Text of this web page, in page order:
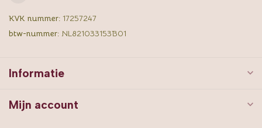
KVK nummer: 17257247
btw-nummer: NL821033153B01
Informatie
Mijn account